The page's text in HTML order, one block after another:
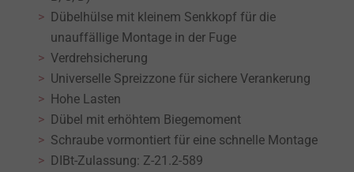
Dübelhülse mit kleinem Senkkopf für die
unauffällige Montage in der Fuge
Verdrehsicherung
Universelle Spreizzone für sichere Verankerung
Hohe Lasten
Dübel mit erhöhtem Biegemoment
Schraube vormontiert für eine schnelle Montage
DIBt-Zulassung: Z-21.2-589